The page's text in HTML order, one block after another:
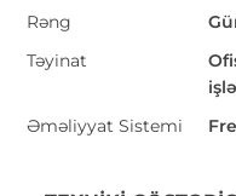
Rəng
Təyinat
Əməliyyat Sistemi